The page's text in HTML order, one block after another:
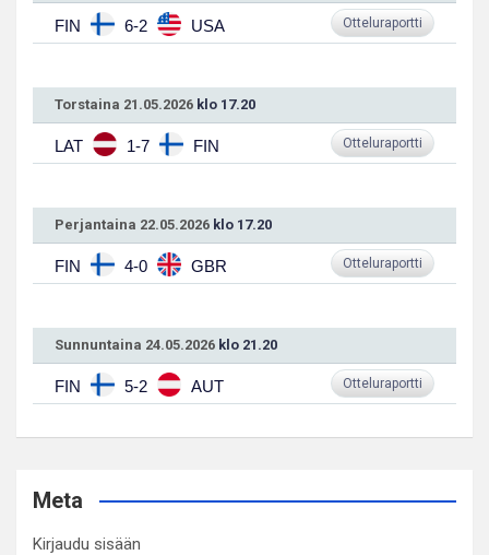
FIN 6-2 USA Otteluraportti
Torstaina 21.05.2026 klo 17.20
LAT 1-7 FIN Otteluraportti
Perjantaina 22.05.2026 klo 17.20
FIN 4-0 GBR Otteluraportti
Sunnuntaina 24.05.2026 klo 21.20
FIN 5-2 AUT Otteluraportti
Meta
Kirjaudu sisään